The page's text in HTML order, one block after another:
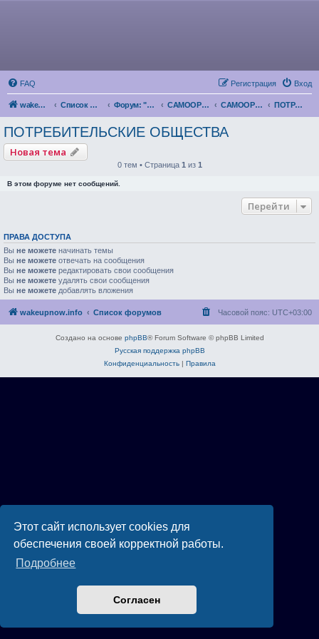
Этот сайт использует cookies для
обеспечения своей корректной работы.
Подробнее
Согласен
FAQ Вход
Регистрация
wakeupnow.info Список форумов Форум: "Пробуждение Разума" САМООРГАНИЗАЦИЯ САМООРГАНИЗАЦИЯ НАРОДА ПОТРЕБИТЕЛЬСКИЕ ОБЩЕСТВА
ПОТРЕБИТЕЛЬСКИЕ ОБЩЕСТВА
Новая тема
0 тем • Страница 1 из 1
В этом форуме нет сообщений.
Перейти
ПРАВА ДОСТУПА
Вы не можете начинать темы
Вы не можете отвечать на сообщения
Вы не можете редактировать свои сообщения
Вы не можете удалять свои сообщения
Вы не можете добавлять вложения
wakeupnow.info Список форумов Часовой пояс: UTC+03:00
Создано на основе phpBB® Forum Software © phpBB Limited
Русская поддержка phpBB
Конфиденциальность| Правила